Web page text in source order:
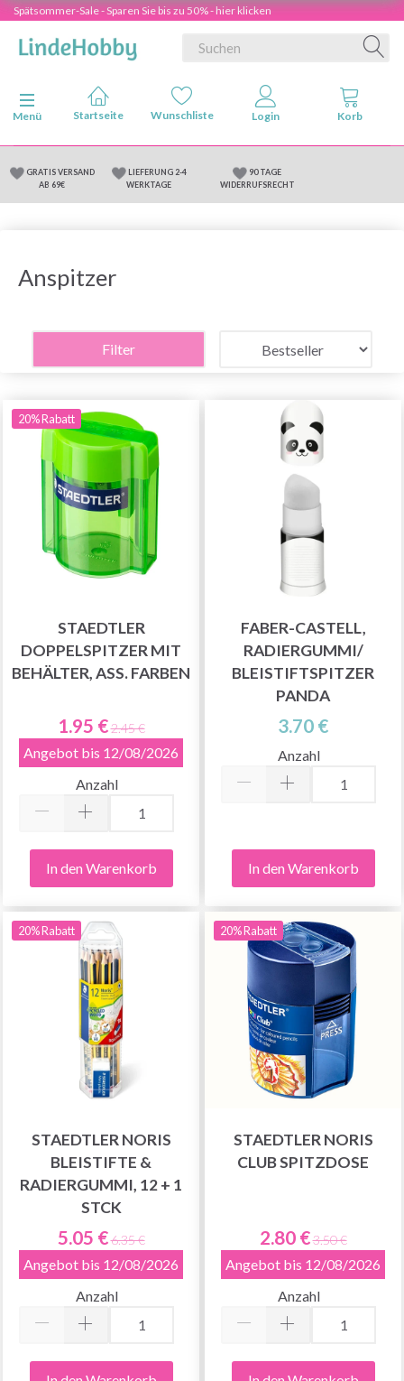
Spätsommer-Sale - Sparen Sie bis zu 50% - hier klicken
Anzeige ändern
Menü
GRATIS VERSAND
AB 69€
LIEFERUNG 2-4
WERKTAGE
90 TAGE
WIDERRUFSRECHT
Anspitzer
Filter
20% Rabatt
STAEDTLER
DOPPELSPITZER MIT
BEHÄLTER, ASS. FARBEN
1.95 €2.45 €
Angebot bis 12/08/2026
Anzahl
In den Warenkorb
FABER-CASTELL,
RADIERGUMMI/
BLEISTIFTSPITZER
PANDA
3.70 €
Anzahl
In den Warenkorb
20% Rabatt
STAEDTLER NORIS
BLEISTIFTE &
RADIERGUMMI, 12 + 1
STCK
5.05 €6.35 €
Angebot bis 12/08/2026
Anzahl
20% Rabatt
STAEDTLER NORIS
CLUB SPITZDOSE
2.80 €3.50 €
Angebot bis 12/08/2026
Anzahl